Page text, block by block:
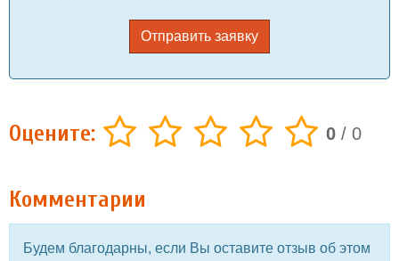
Отправить заявку
Оцените: 0 / 0
Комментарии
Будем благодарны, если Вы оставите отзыв об этом